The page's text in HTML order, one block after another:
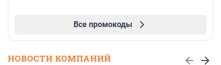
Все промокоды
НОВОСТИ КОМПАНИЙ